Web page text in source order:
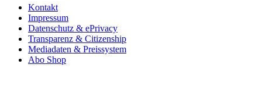
Kontakt
Impressum
Datenschutz & ePrivacy
Transparenz & Citizenship
Mediadaten & Preissystem
Abo Shop